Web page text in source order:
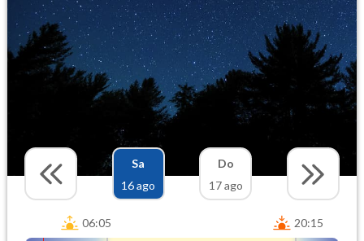
Sa
16 ago
Do
17 ago
06:05 20:15